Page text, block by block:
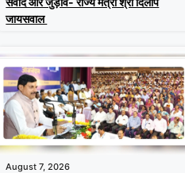
जायसवाल
August 7, 2026